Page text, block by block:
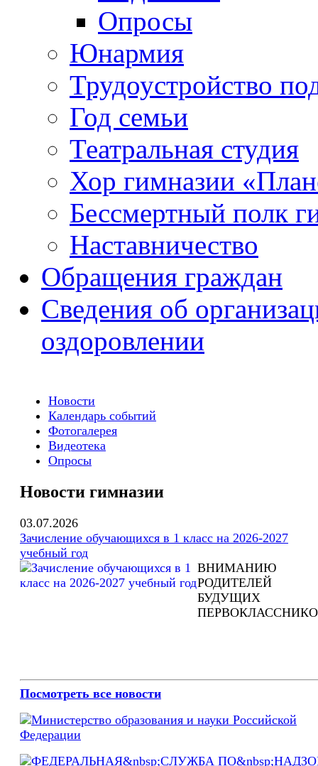
Опросы
Юнармия
Трудоустройство
Год семьи
Театральная студия
Хор гимназии
Бессмертный полк
Наставничество
Обращения граждан
Сведения об
оздоровлении
Новости
Календарь событий
Фотогалерея
Видеотека
Опросы
Новости гимназии
03.07.2026
Зачисление обучающихся в 1 класс на 2026-2027
учебный год
ВНИМАНИЮ
РОДИТЕЛЕЙ
БУДУЩИХ
Посмотреть все новости